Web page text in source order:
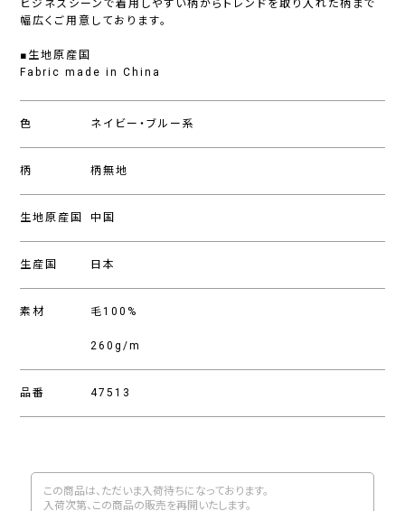
ビジネスシーンで着用しやすい柄からトレンドを取り入れた柄まで
幅広くご用意しております。
■生地原産国
Fabric made in China
色 ネイビー・ブルー系
柄 柄無地
生地原産国 中国
生産国 日本
素材 毛100%
260g/m
品番 47513
この商品は、ただいま入荷待ちになっております。
入荷次第、この商品の販売を再開いたします。